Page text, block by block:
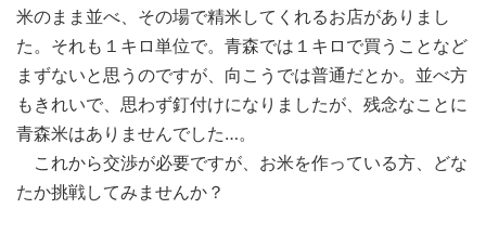
米のまま並べ、その場で精米してくれるお店がありまし
た。それも１キロ単位で。青森では１キロで買うことなど
まずないと思うのですが、向こうでは普通だとか。並べ方
もきれいで、思わず釘付けになりましたが、残念なことに
青森米はありませんでした…。
これから交渉が必要ですが、お米を作っている方、どな
たか挑戦してみませんか？